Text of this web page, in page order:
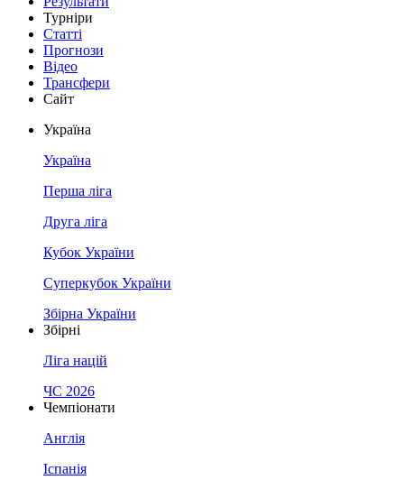
Турніри
Статті
Прогнози
Відео
Трансфери
Сайт
Україна
Україна
Перша ліга
Друга ліга
Кубок України
Суперкубок України
Збірна України
Збірні
Ліга націй
ЧС 2026
Чемпіонати
Англія
Іспанія